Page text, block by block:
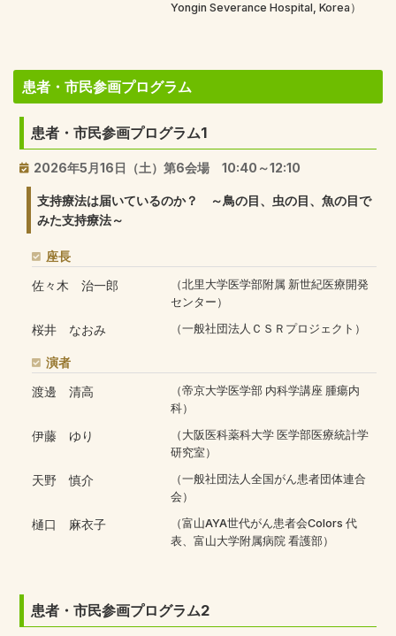
Yongin Severance Hospital, Korea）
患者・市民参画プログラム
患者・市民参画プログラム1
2026年5月16日（土）第6会場 10:40～12:10
支持療法は届いているのか？ ～鳥の目、虫の目、魚の目で
みた支持療法～
座長
佐々木 治一郎
（北里大学医学部附属 新世紀医療開発
センター）
桜井 なおみ （一般社団法人ＣＳＲプロジェクト）
演者
渡邊 清高
（帝京大学医学部 内科学講座 腫瘍内
科）
伊藤 ゆり
（大阪医科薬科大学 医学部医療統計学
研究室）
天野 慎介
（一般社団法人全国がん患者団体連合
会）
樋口 麻衣子
（富山AYA世代がん患者会Colors 代
表、富山大学附属病院 看護部）
患者・市民参画プログラム2